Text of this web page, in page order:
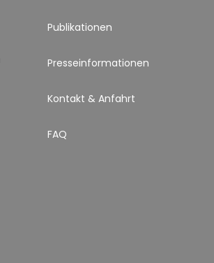
Publikationen
Presseinformationen
Kontakt & Anfahrt
FAQ